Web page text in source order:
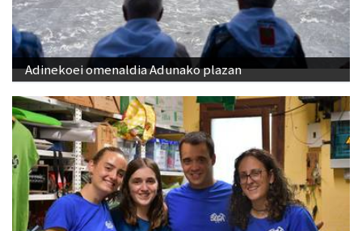
Adinekoei omenaldia Adunako plazan